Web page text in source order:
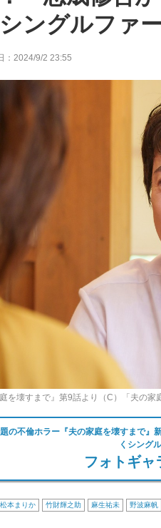
ングルファ
：2024/9/2 23:55
を壊すまで』第9話より（C）「夫の家
の不倫ホラー『夫の家庭を壊すまで
くシング
フォトギャ
松本まりか 竹財輝之助 麻生祐未 野波麻帆